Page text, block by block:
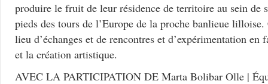
produire le fruit de leur résidence de territoire au sein de
pieds des tours de l’Europe de la proche banlieue lilloise.
lieu d’échanges et de rencontres et d’expérimentation
et la création artistique.
AVEC LA PARTICIPATION DE Marta Bolibar Olle |